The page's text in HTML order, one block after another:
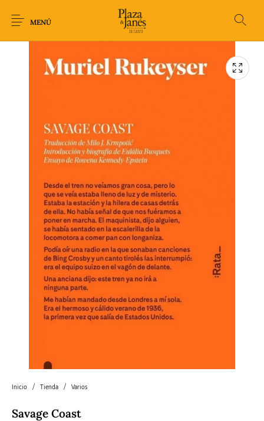
MENÚ
Ciencia Crimen Thriller
Fantasía Ficción Filosofía
Historia Horror
Humor gráfico-
Comic
Literatura juvenil
universal y Clásicos
Pedagogía
Inicio / Tienda / Varios
Savage Coast